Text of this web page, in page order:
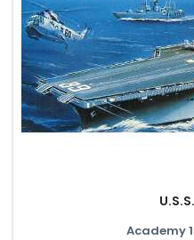
Academy